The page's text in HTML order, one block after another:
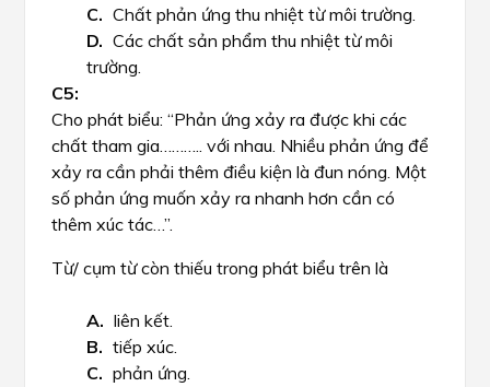
Chất phản ứng thu nhiệt từ môi trường.
Các chất sản phẩm thu nhiệt từ môi
trường.
Cho phát biểu: “Phản ứng xảy ra được khi các
chất tham gia……….. với nhau. Nhiều phản ứng để
xảy ra cần phải thêm điều kiện là đun nóng. Một
số phản ứng muốn xảy ra nhanh hơn cần có
thêm xúc tác…”.
Từ/ cụm từ còn thiếu trong phát biểu trên là
liên kết.
tiếp xúc.
phản ứng.